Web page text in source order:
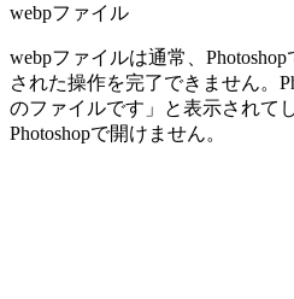
webpファイル
webpファイルは通常、
された操作を完了できません。
のファイルです」と表示されて
Photoshopで開けません。